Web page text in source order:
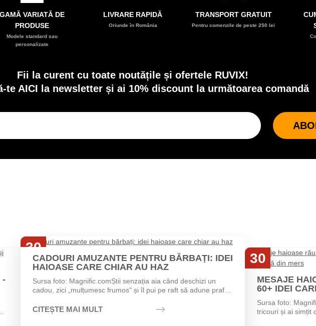
GAMĂ VARIATĂ DE
PRODUSE
Modele standard sau
personalizate
LIVRARE RAPIDĂ
Oriunde în România
TRANSPORT GRATUIT
Pentru comenzile de peste 250 lei
Fii la curent cu toate noutățile și ofertele RUVIX!
te AICI la newsletter și ai 10% discount la următoarea comandă
-
30
Iul
CADOURI AMUZANTE PENTRU BĂRBAȚI: IDEI
HAIOASE CARE CHIAR AU HAZ
Sursa foto: Magnific.comȘtii senzația aia când deschizi un
cadou, zici „mulțumesc frumos" și îl pui pe raft să adune praf?
CITEȘTE MAI MULT
30
MESAJE
60+ IDEI
Sursa foto:
tricouri și ai simțit